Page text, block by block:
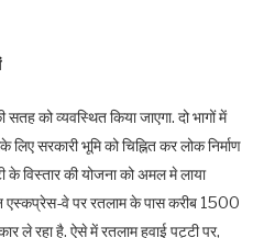
को व्यवस्थित किया जाएगा. दो भागों में
लिए सरकारी भूमि को चिह्नित कर लोक निर्माण
के विस्तार की योजना को अमल मे लाया
एस्कप्रेस-वे पर रतलाम के पास करीब 1500
ले रहा है. ऐसे में रतलाम हवाई पट्टी पर,